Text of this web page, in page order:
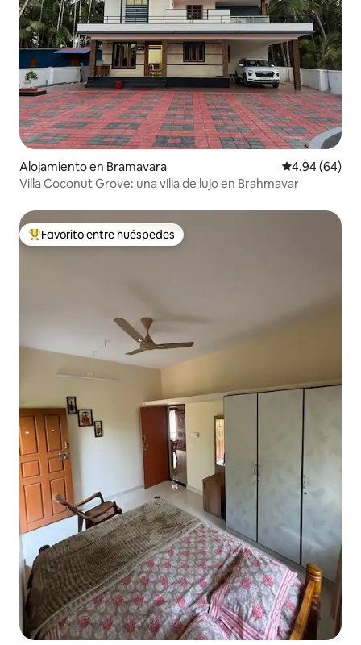
Alojamiento en Bramavara Calificación
4.94 (64)
Villa Coconut Grove: una villa de lujo en Brahmavar
Favorito entre huéspedes preferido
Favorito entre huéspedes